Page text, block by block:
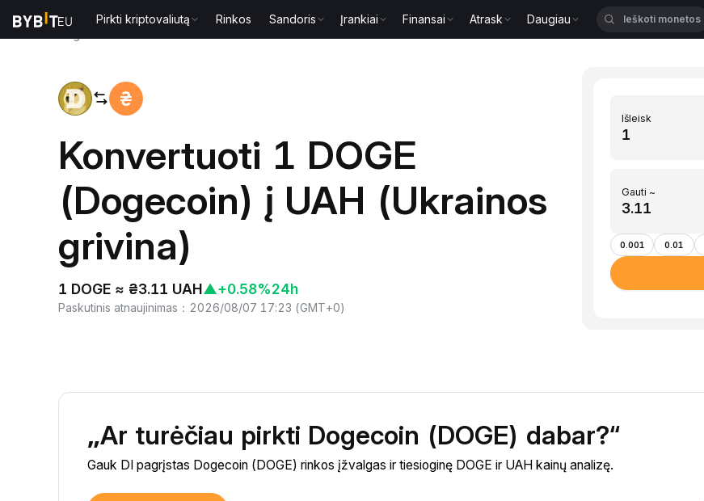
Pirkti kriptovaliutą Rinkos Sandoris Įrankiai Finansai Atrask Daugiau
Konvertuoti 1 DOGE
(Dogecoin) į UAH (Ukrainos
grivina)
1 DOGE ≈ ₴3.11 UAH▲+0.58%24h
Paskutinis atnaujinimas ： 2026/08/07 17:23 (GMT+0)
Išleisk
Gauti ~
0.001 0.01
„Ar turėčiau pirkti Dogecoin (DOGE) dabar?“
Gauk DI pagrįstas Dogecoin (DOGE) rinkos įžvalgas ir tiesioginę DOGE ir UAH kainų analizę.